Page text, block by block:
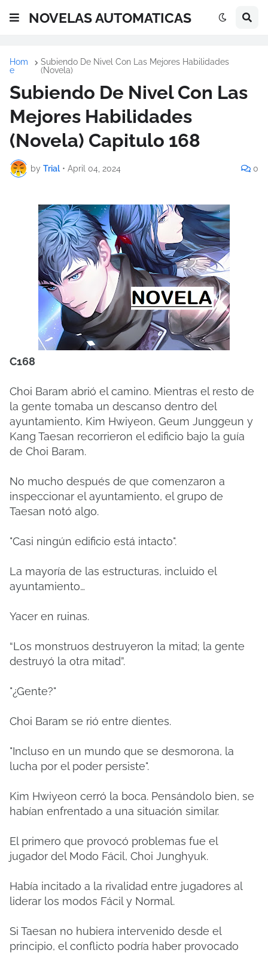
NOVELAS AUTOMATICAS
Hom
e
Subiendo De Nivel Con Las Mejores Habilidades
(Novela)
Subiendo De Nivel Con Las
Mejores Habilidades
(Novela) Capitulo 168
by Trial • April 04, 2024 0
C168
Choi Baram abrió el camino. Mientras el resto de
la gente tomaba un descanso dentro del
ayuntamiento, Kim Hwiyeon, Geum Junggeun y
Kang Taesan recorrieron el edificio bajo la guía
de Choi Baram.
No mucho después de que comenzaron a
inspeccionar el ayuntamiento, el grupo de
Taesan notó algo.
"Casi ningún edificio está intacto".
La mayoría de las estructuras, incluido el
ayuntamiento…
Yacer en ruinas.
“Los monstruos destruyeron la mitad; la gente
destruyó la otra mitad”.
"¿Gente?"
Choi Baram se rió entre dientes.
"Incluso en un mundo que se desmorona, la
lucha por el poder persiste".
Kim Hwiyeon cerró la boca. Pensándolo bien, se
habían enfrentado a una situación similar.
El primero que provocó problemas fue el
jugador del Modo Fácil, Choi Junghyuk.
Había incitado a la rivalidad entre jugadores al
liderar los modos Fácil y Normal.
Si Taesan no hubiera intervenido desde el
principio, el conflicto podría haber provocado